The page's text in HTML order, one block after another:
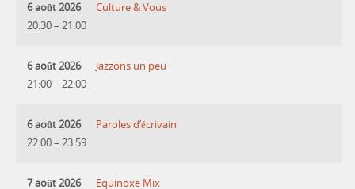
6 août 2026
20:30– 21:00
Culture & Vous
6 août 2026
21:00– 22:00
Jazzons un peu
6 août 2026
22:00– 23:59
Paroles d’écrivain
7 août 2026
Equinoxe Mix